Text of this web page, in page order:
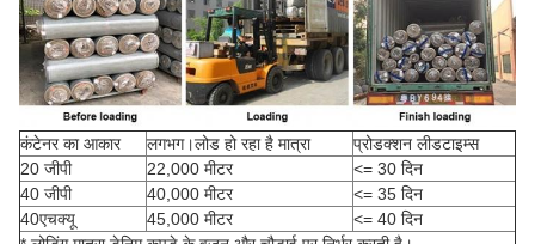
कंटेनर का आकार लगभग।लोड हो रहा है मात्रा
प्रोडक्शन लीडटाइम्स
20 जीपी
22,000 मीटर
<= 30 दिन
40 जीपी
40,000 मीटर
<= 35 दिन
40एचक्यू
45,000 मीटर
<= 40 दिन